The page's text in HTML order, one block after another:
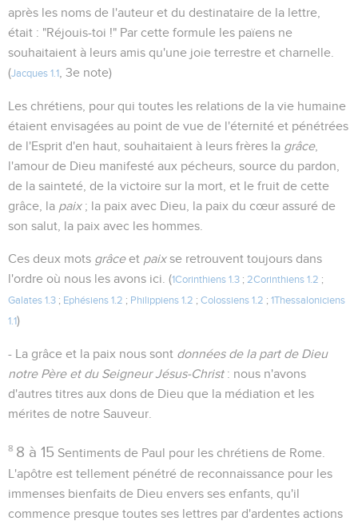
après les noms de l'auteur et du destinataire de la lettre,
était : "Réjouis-toi !" Par cette formule les païens ne
souhaitaient à leurs amis qu'une joie terrestre et charnelle.
(Jacques 1.1 , 3e note)
Les chrétiens, pour qui toutes les relations de la vie humaine
étaient envisagées au point de vue de l'éternité et pénétrées
de l'Esprit d'en haut, souhaitaient à leurs frères la grâce,
l'amour de Dieu manifesté aux pécheurs, source du pardon,
de la sainteté, de la victoire sur la mort, et le fruit de cette
grâce, la paix; la paix avec Dieu, la paix du cœur assuré de
son salut, la paix avec les hommes.
Ces deux mots grâceet paixse retrouvent toujours dans
l'ordre où nous les avons ici. (1Corinthiens 1.3 ; 2Corinthiens 1.2 ;
Galates 1.3 ; Ephésiens 1.2 ; Philippiens 1.2 ; Colossiens 1.2 ; 1Thessaloniciens
1.1)
- La grâce et la paix nous sont données de la part de Dieu
notre Père et du Seigneur Jésus-Christ: nous n'avons
d'autres titres aux dons de Dieu que la médiation et les
mérites de notre Sauveur.
8 8 à 15 Sentiments de Paul pour les chrétiens de Rome.
L'apôtre est tellement pénétré de reconnaissance pour les
immenses bienfaits de Dieu envers ses enfants, qu'il
commence presque toutes ses lettres par d'ardentes actions